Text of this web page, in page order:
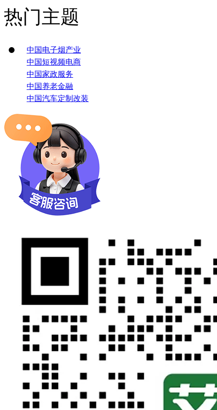
热门主题
中国电子烟产业
中国短视频电商
中国家政服务
中国养老金融
中国汽车定制改装